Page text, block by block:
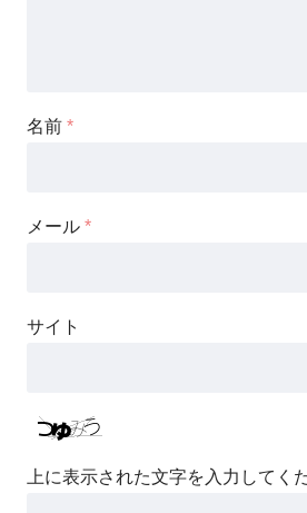
名前 *
メール *
サイト
上に表示された文字を入力してく